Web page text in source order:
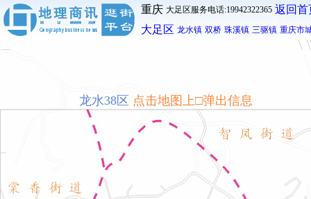
龙水38区 点击地图上□弹出信息
重庆 大足区服务电话:19942322365 返回首
大足区 龙水镇 双桥 珠溪镇 三驱镇 重庆市